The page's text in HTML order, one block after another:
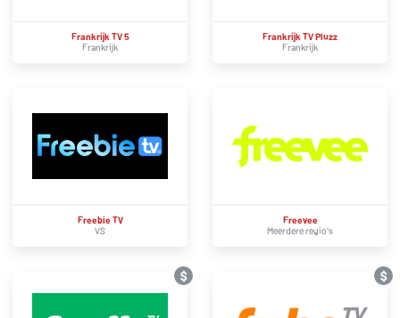
Frankrijk TV 5
Frankrijk
Frankrijk TV Pluzz
Frankrijk
Freebie TV
VS
Freevee
Meerdere regio's
$ $